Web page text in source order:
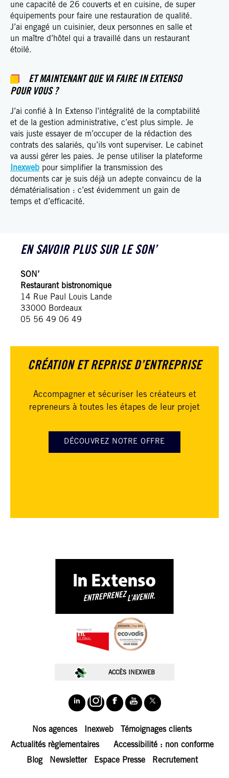
une capacité de 26 couverts et en cuisine, de super
équipements pour faire une restauration de qualité.
J’ai engagé un cuisinier, deux personnes en salle et
un maître d’hôtel qui a travaillé dans un restaurant
étoilé.
ET MAINTENANT QUE VA FAIRE IN EXTENSO
POUR VOUS ?
J’ai confié à In Extenso l’intégralité de la comptabilité
et de la gestion administrative, c’est plus simple. Je
vais juste essayer de m’occuper de la rédaction des
contrats des salariés, qu’ils vont superviser. Le cabinet
va aussi gérer les paies. Je pense utiliser la plateforme
Inexweb pour simplifier la transmission des
documents car je suis déjà un adepte convaincu de la
dématérialisation : c’est évidemment un gain de
temps et d’efficacité.
EN SAVOIR PLUS SUR LE SON’
SON’
Restaurant bistronomique
14 Rue Paul Louis Lande
33000 Bordeaux
05 56 49 06 49
CRÉATION ET REPRISE D’ENTREPRISE
Accompagner et sécuriser les créateurs et
repreneurs à toutes les étapes de leur projet
DÉCOUVREZ NOTRE OFFRE
ACCÈS INEXWEB
Nos agences Inexweb
Témoignages clients
Actualités règlementaires
Accessibilité : non conforme
Blog
Newsletter Espace Presse Recrutement
Chez In Extenso, on ne vous sert pas
des cookies juste pour le plaisir 🍪. Ils
nous permettent de mieux comprendre vos
de vous proposer des contenus taillés
📊 Fluidifier votre navigation
🎯 Personnaliser nos contenus
🤝 Simplifier vos échanges avec nos équipes
Nous conservons votre choix pendant 6 mois. Vous pouvez changer